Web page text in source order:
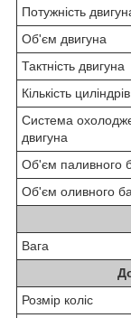
Потужність
Об'єм двигуна
Тактність двигуна
Кількість циліндрів
Система
двигуна
Об'єм паливного
Об'єм оливного
Вага
Розмір коліс